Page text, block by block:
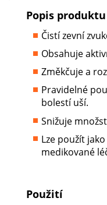
Popis produktu
Čistí zevní
Obsahuje
Změkčuje a
Pravidelné
bolestí uší.
Snižuje
Lze použít
medikované
Použití